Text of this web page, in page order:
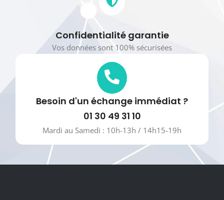
Confidentialité garantie
Vos données sont 100% sécurisées
Besoin d'un échange immédiat ?
01 30 49 31 10
Mardi au Samedi : 10h-13h / 14h15-19h